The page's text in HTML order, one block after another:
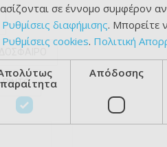
ΠΙΝΤΟ
σε έννομο συμφέρον
Ρυθμίσεις διαφήμισης. Μπορείτε
Ρυθμίσεις cookies. Πολιτική
Απόδοσης